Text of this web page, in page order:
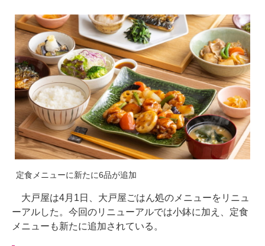
定食メニューに新たに6品が追加
大戸屋は4月1日、大戸屋ごはん処のメニューをリニュ
ーアルした。今回のリニューアルでは小鉢に加え、定食
メニューも新たに追加されている。